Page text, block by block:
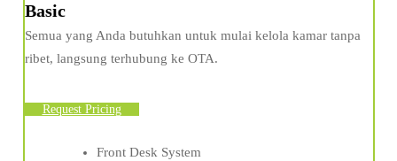
Basic
Semua yang Anda butuhkan untuk mulai kelola kamar tanpa
ribet, langsung terhubung ke OTA.
Request Pricing
Front Desk System